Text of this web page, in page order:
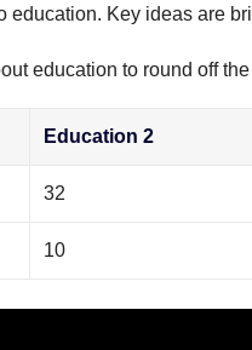
education. Key ideas are
education to round off
Education 2
32
10